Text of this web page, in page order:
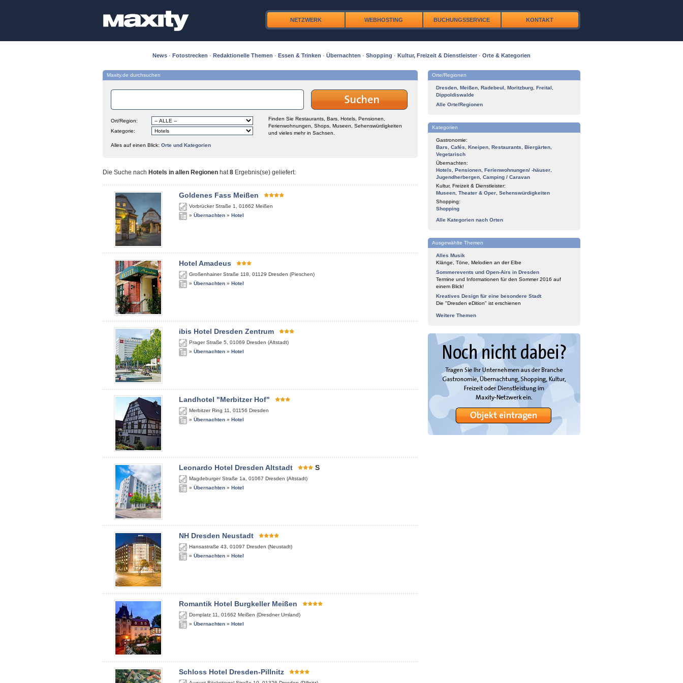
NETZWERK WEBHOSTING BUCHUNGSSERVICE KONTAKT
News · Fotostrecken · Redaktionelle Themen · Essen & Trinken · Übernachten · Shopping · Kultur, Freizeit & Dienstleister · Orte & Kategorien
Maxity.de durchsuchen
Ort/Region:
Kategorie:
Finden Sie Restaurants, Bars, Hotels, Pensionen,
Ferienwohnungen, Shops, Museen, Sehenswürdigkeiten
und vieles mehr in Sachsen.
Alles auf einen Blick: Orte und Kategorien
Die Suche nach Hotels in allen Regionen hat8 Ergebnis(se) geliefert:
Goldenes Fass Meißen
Vorbrücker Straße 1 01662 Meißen
» Übernachten » Hotel
Hotel Amadeus
Großenhainer Straße 118 01129 Dresden (Pieschen)
» Übernachten » Hotel
ibis Hotel Dresden Zentrum
Prager Straße 5 01069 Dresden (Altstadt)
» Übernachten » Hotel
Landhotel "Merbitzer Hof"
Merbitzer Ring 11 01156 Dresden
» Übernachten » Hotel
Leonardo Hotel Dresden Altstadt S
Magdeburger Straße 1a 01067 Dresden (Altstadt)
» Übernachten » Hotel
NH Dresden Neustadt
Hansastraße 43 01097 Dresden (Neustadt)
» Übernachten » Hotel
Romantik Hotel Burgkeller Meißen
Domplatz 11 01662 Meißen (Dresdner Umland)
» Übernachten » Hotel
Schloss Hotel Dresden-Pillnitz
Orte/Regionen
Dresden Meißen Radebeul Moritzburg Freital
Dippoldiswalde
Alle Orte/Regionen
Kategorien
Gastronomie:
Bars
Cafés Kneipen Restaurants Biergärten
Vegetarisch
Übernachten:
Hotels
Pensionen Ferienwohnungen/ -häuser
Jugendherbergen Camping / Caravan
Kultur, Freizeit & Dienstleister:
Museen Theater & Oper Sehenswürdigkeiten
Shopping:
Shopping
Alle Kategorien nach Orten
Ausgewählte Themen
Alles Musik
Klänge, Töne, Melodien an der Elbe
Sommerevents und Open-Airs in Dresden
Termine und Informationen für den Sommer 2016 auf
einem Blick!
Kreatives Design für eine besondere Stadt
Die "Dresden eDition" ist erschienen
Weitere Themen